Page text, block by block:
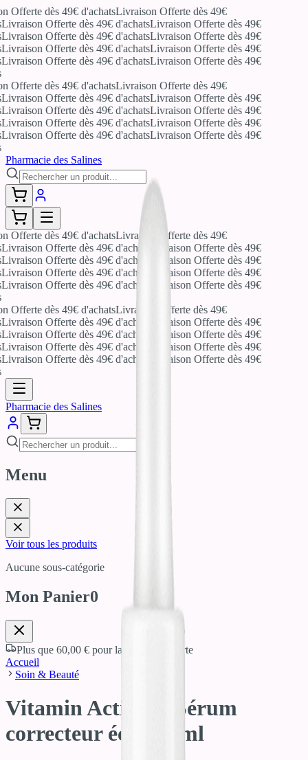
Offerte dès 49€ d'achatsLivraison Offerte dès 49€
Livraison Offerte dès 49€ d'achatsLivraison Offerte dès 49€
Livraison Offerte dès 49€ d'achatsLivraison Offerte dès 49€
Livraison Offerte dès 49€ d'achatsLivraison Offerte dès 49€
Livraison Offerte dès 49€ d'achatsLivraison Offerte dès 49€
Offerte dès 49€ d'achatsLivraison Offerte dès 49€
Livraison Offerte dès 49€ d'achatsLivraison Offerte dès 49€
Livraison Offerte dès 49€ d'achatsLivraison Offerte dès 49€
Livraison Offerte dès 49€ d'achatsLivraison Offerte dès 49€
Livraison Offerte dès 49€ d'achatsLivraison Offerte dès 49€
Pharmacie des Salines
Offerte dès 49€ d'achatsLivraison Offerte dès 49€
Livraison Offerte dès 49€ d'achats
Livraison Offerte dès 49€
Livraison Offerte dès 49€ d'achats
Livraison Offerte dès 49€
Livraison Offerte dès 49€ d'achats
Livraison Offerte dès 49€
Livraison Offerte dès 49€ d'achats
Livraison Offerte dès 49€
Offerte dès 49€ d'achatsLivraison Offerte dès 49€
Livraison Offerte dès 49€ d'achats
Livraison Offerte dès 49€
Livraison Offerte dès 49€ d'achats
Livraison Offerte dès 49€
Livraison Offerte dès 49€ d'achats
Livraison Offerte dès 49€
Livraison Offerte dès 49€ d'achats
Livraison Offerte dès 49€
Pharmacie des Salines
Menu
Voir tous les produits
Aucune sous-catégorie
Mon Panier0
Plus que 60,00 € pour la livraison offerte
Accueil
Soin & Beauté
Vitamin Activ Cg Sérum
correcteur éclat 30ml